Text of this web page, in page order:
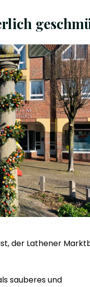
der Lathener
sauberes und